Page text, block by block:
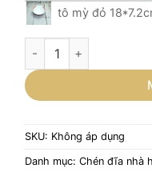
tô mỳ đỏ
Tô sứ đựng cơm, mỳ
SKU: Không áp dụng
Danh mục: Chén đĩa nhà